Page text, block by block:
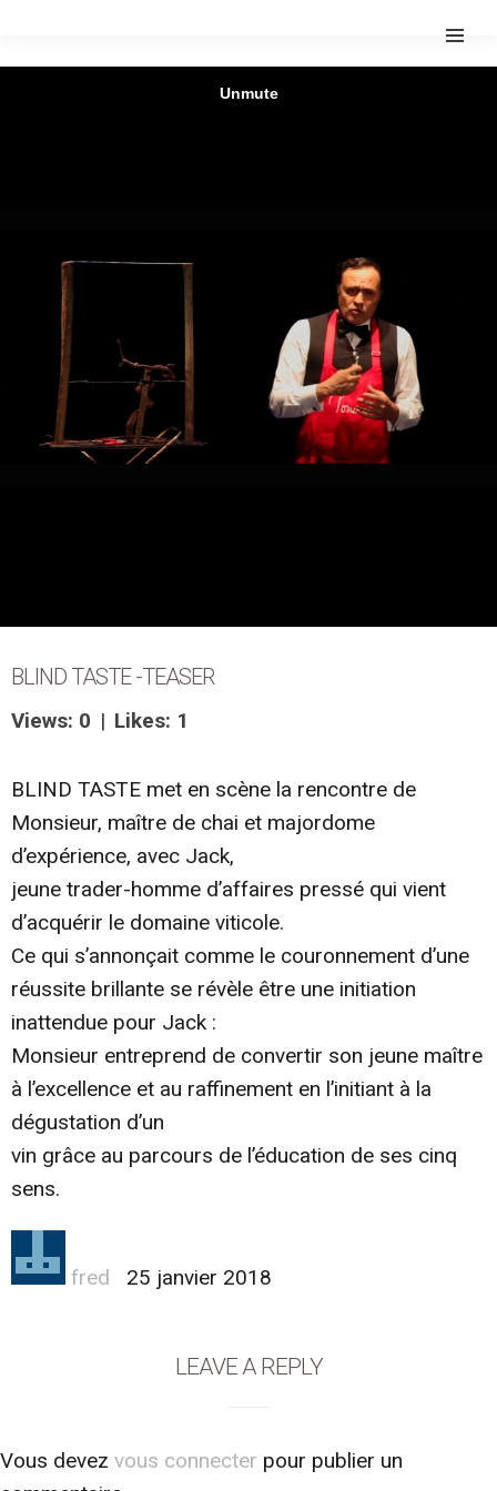
BLIND TASTE -TEASER
Views: 0 | Likes: 1
BLIND TASTE met en scène la rencontre de
Monsieur, maître de chai et majordome
d’expérience, avec Jack,
jeune trader-homme d’affaires pressé qui vient
d’acquérir le domaine viticole.
Ce qui s’annonçait comme le couronnement d’une
réussite brillante se révèle être une initiation
inattendue pour Jack :
Monsieur entreprend de convertir son jeune maître
à l’excellence et au raffinement en l’initiant à la
dégustation d’un
vin grâce au parcours de l’éducation de ses cinq
sens.
fred
25 janvier 2018
LEAVE A REPLY
Vous devez vous connecter pour publier un